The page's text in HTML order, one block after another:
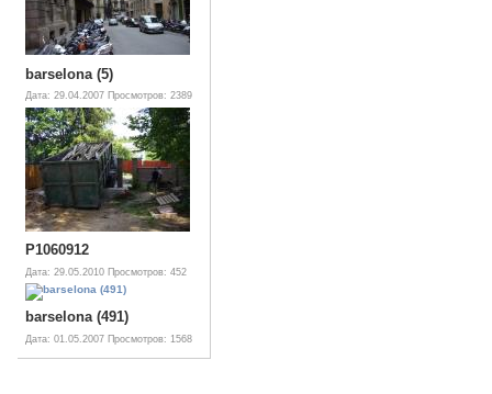
barselona (5)
Дата: 29.04.2007 Просмотров: 2389
P1060912
Дата: 29.05.2010 Просмотров: 452
barselona (491)
Дата: 01.05.2007 Просмотров: 1568